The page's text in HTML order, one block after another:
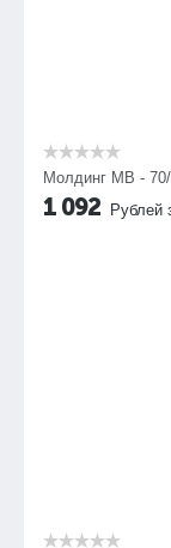
Молдинг МВ -
1 092 Рублей